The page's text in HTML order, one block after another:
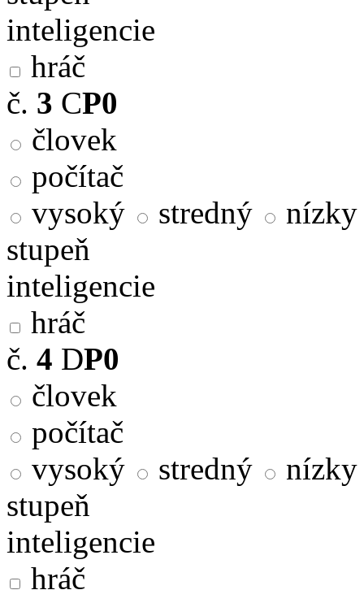
inteligencie
hráč
č. 3 CP0
človek
počítač
vysoký
stredný
nízky
stupeň
inteligencie
hráč
č. 4 DP0
človek
počítač
vysoký
stredný
nízky
stupeň
inteligencie
hráč